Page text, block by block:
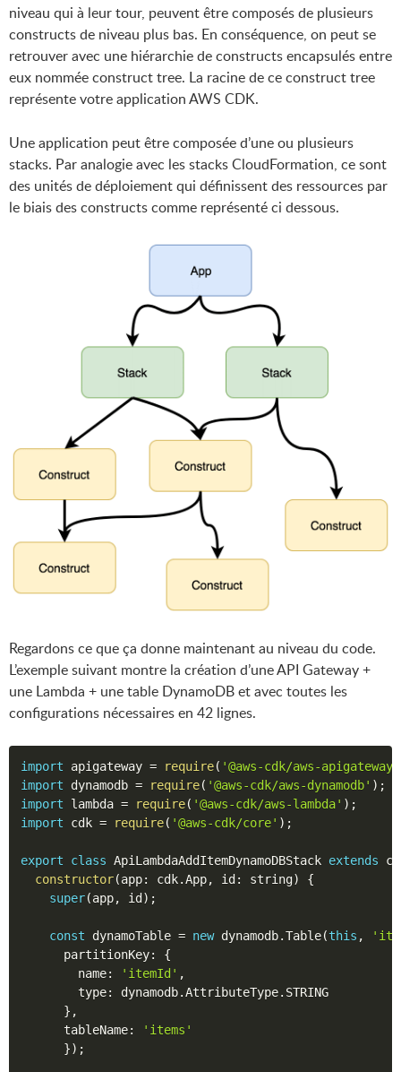
niveau qui à leur tour, peuvent être composés de plusieurs
constructs de niveau plus bas. En conséquence, on peut se
retrouver avec une hiérarchie de constructs encapsulés entre
eux nommée construct tree. La racine de ce construct tree
représente votre application AWS CDK.
Une application peut être composée d’une ou plusieurs
stacks. Par analogie avec les stacks CloudFormation, ce sont
des unités de déploiement qui définissent des ressources par
le biais des constructs comme représenté ci dessous.
Regardons ce que ça donne maintenant au niveau du code.
L’exemple suivant montre la création d’une API Gateway +
une Lambda + une table DynamoDB et avec toutes les
configurations nécessaires en 42 lignes.
import apigateway = require( '@aws-cdk/aws-apigateway'
import dynamodb = require( '@aws-cdk/aws-dynamodb' ) ;
import lambda = require( '@aws-cdk/aws-lambda' ) ;
import cdk = require( '@aws-cdk/core' ) ;
export class ApiLambdaAddItemDynamoDBStack extends
constructor(app: cdk.App, id : string)
{
super(app, id ) ;
const dynamoTable = new dynamodb.Table(this ,
      partitionKey
:
{
        name
: 'itemId' ,
        type
: dynamodb.AttributeType. STRING
} ,
      tableName
:
'items'
}) ;